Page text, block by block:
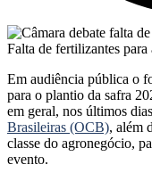
Falta de fertilizantes
Em audiência pública o
para o plantio da safra
em geral, nos últimos
Brasileiras (OCB), além
classe do agronegócio,
evento.